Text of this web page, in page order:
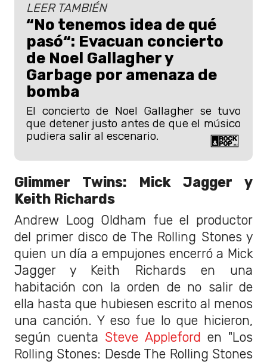
LEER TAMBIÉN
“No tenemos idea de qué
pasó“: Evacuan concierto
de Noel Gallagher y
Garbage por amenaza de
bomba
El concierto de Noel Gallagher se tuvo
que detener justo antes de que el músico
pudiera salir al escenario.
Glimmer Twins: Mick Jagger y
Keith Richards
Andrew Loog Oldham fue el productor
del primer disco de The Rolling Stones y
quien un día a empujones encerró a Mick
Jagger y Keith Richards en una
habitación con la orden de no salir de
ella hasta que hubiesen escrito al menos
una canción. Y eso fue lo que hicieron,
según cuenta Steve Appleford en "Los
Rolling Stones: Desde The Rolling Stones